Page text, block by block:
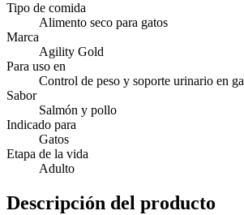
Tipo de comida
Alimento seco para gatos
Marca
Agility Gold
Para uso en
Control de peso y soporte urinario en
Sabor
Salmón y pollo
Indicado para
Gatos
Etapa de la vida
Adulto
Descripción del producto